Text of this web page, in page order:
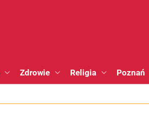
Zdrowie Religia Poznań